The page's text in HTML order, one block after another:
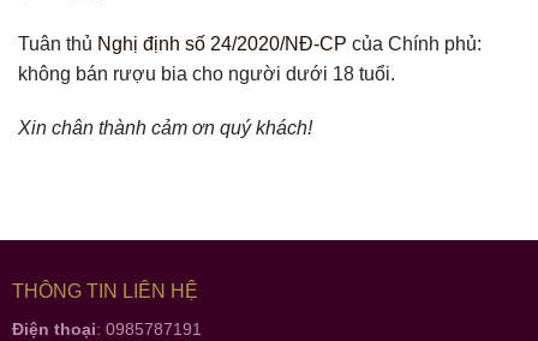
Tuân thủ Nghị định số 24/2020/NĐ-CP của Chính phủ:
không bán rượu bia cho người dưới 18 tuổi.
Xin chân thành cảm ơn quý khách!
THÔNG TIN LIÊN HỆ
Điện thoại: 0985787191